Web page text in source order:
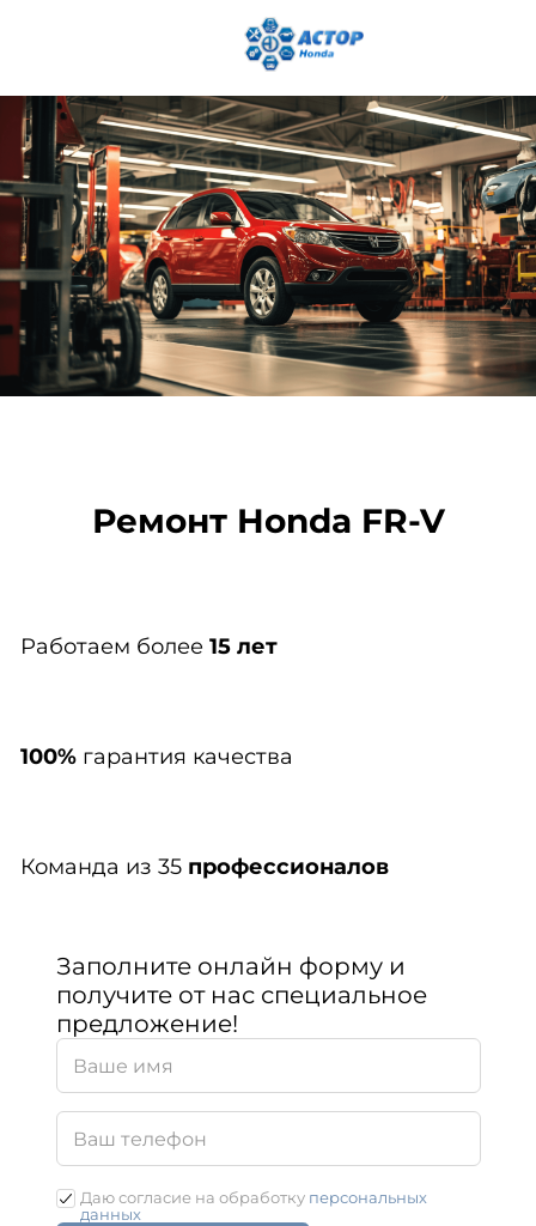
Ремонт Honda FR-V
Работаем более 15 лет
100%гарантия качества
Команда из 35 профессионалов
Заполните онлайн форму и
получите от нас специальное
предложение!
Даю согласие на обработку персональных
данных